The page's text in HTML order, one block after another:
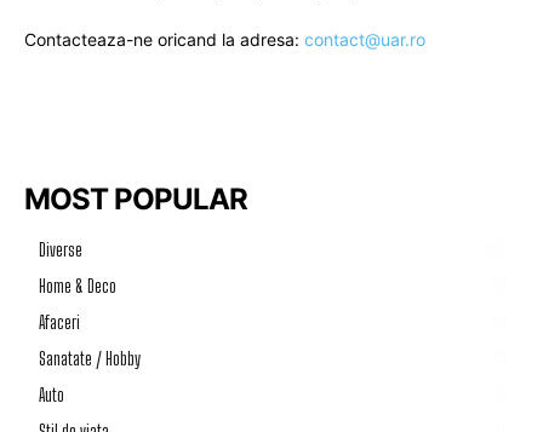
Contacteaza-ne oricand la adresa: contact@uar.ro
MOST POPULAR
Diverse
Home & Deco
Afaceri
Sanatate / Hobby
Auto